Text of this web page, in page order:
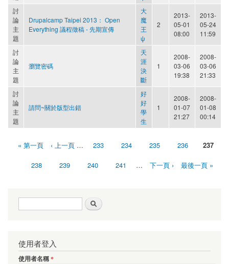
討
論
主
題
Drupalcamp Taipei 2013： Open
Everything 議程徵稿 - 先期宣傳
大
魔
王
ψ
2
2013-
05-01
08:00
2013-
05-24
11:59
討
論
主
題
瀏覽密碼
天
涯
決
斷
1
2008-
03-06
19:38
2008-
03-06
21:33
討
論
主
題
請問~關於版型出錯
好
好
學
生
1
2008-
01-07
21:27
2008-
01-08
00:14
頁面« 第一頁 ‹ 上一頁 … 233 234 235 236 237
238 239 240 241 … 下一頁 › 最後一頁 »
搜尋表單
使用者登入
使用者名稱*